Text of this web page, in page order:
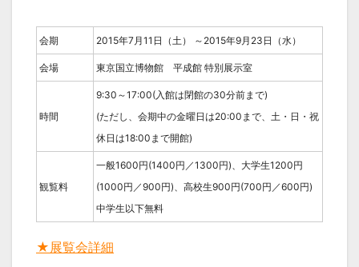
会期 2015年7月11日（土） ～2015年9月23日（水）
会場 東京国立博物館 平成館 特別展示室
時間
9:30～17:00(入館は閉館の30分前まで)
(ただし、会期中の金曜日は20:00まで、土・日・祝
休日は18:00まで開館)
観覧料
一般1600円(1400円／1300円)、大学生1200円
(1000円／900円)、高校生900円(700円／600円)
中学生以下無料
★展覧会詳細